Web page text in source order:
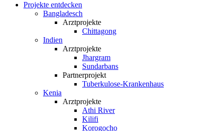
Projekte entdecken
Bangladesch
Arztprojekte
Chittagong
Indien
Arztprojekte
Jhargram
Sundarbans
Partnerprojekt
Tuberkulose-Krankenhaus
Kenia
Arztprojekte
Athi River
Kilifi
Korogocho